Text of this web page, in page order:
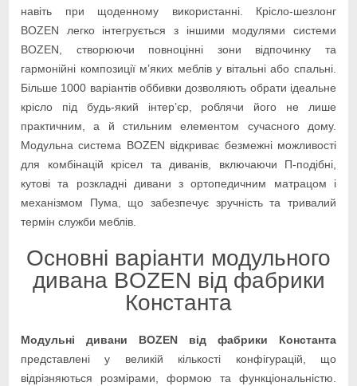
навіть при щоденному використанні. Крісло-шезлонг
BOZEN легко інтегрується з іншими модулями системи
BOZEN, створюючи повноцінні зони відпочинку та
гармонійні композиції м’яких меблів у вітальні або спальні.
Більше 1000 варіантів оббивки дозволяють обрати ідеальне
крісло під будь-який інтер’єр, роблячи його не лише
практичним, а й стильним елементом сучасного дому.
Модульна система BOZEN відкриває безмежні можливості
для комбінацій крісел та диванів, включаючи П-подібні,
кутові та розкладні дивани з ортопедичним матрацом і
механізмом Пума, що забезпечує зручність та тривалий
термін служби меблів.
Основні варіанти модульного
дивана BOZEN від фабрики
Константа
Модульні дивани BOZEN від фабрики Константа
представлені у великій кількості конфігурацій, що
відрізняються розмірами, формою та функціональністю.